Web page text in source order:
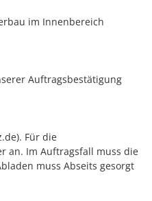
im Innenbereich
Auftragsbestätigung
Für die
an. Im Auftragsfall muss die
muss Abseits gesorgt